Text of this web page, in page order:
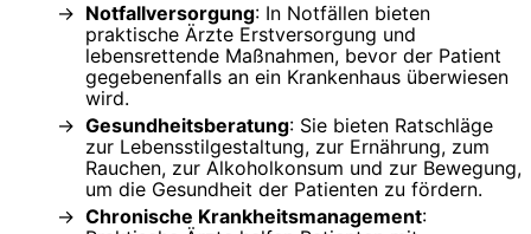
Notfallversorgung: In Notfällen bieten
praktische Ärzte Erstversorgung und
lebensrettende Maßnahmen, bevor der Patient
gegebenenfalls an ein Krankenhaus überwiesen
wird.
Gesundheitsberatung: Sie bieten Ratschläge
zur Lebensstilgestaltung, zur Ernährung, zum
Rauchen, zur Alkoholkonsum und zur Bewegung,
um die Gesundheit der Patienten zu fördern.
Chronische Krankheitsmanagement: